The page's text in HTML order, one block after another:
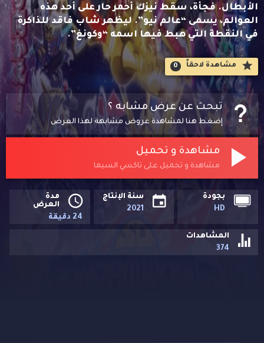
الأبطال. فجأة، سقط نيزك أحمر حار على أحد هذه
العوالم، يسمى “عالم نيو”. ليظهر شاب فاقد للذاكرة
في النقطة التي هبط فيها اسمه “وكونغ”.
مشاهدة لاحقاََ 0
تبحث عن عرض مشابه ؟
إضغط هنا لمشاهدة عروض مشابهة لهذا العرض
مشاهدة و تحميل
مشاهدة و تحميل على تاكسي السيما
بجودة
HD
سنة الإنتاج
2021
مدة
العرض
24 دقيقة
المشاهدات
374